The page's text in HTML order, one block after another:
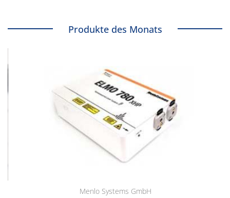
Produkte des Monats
Menlo Systems GmbH